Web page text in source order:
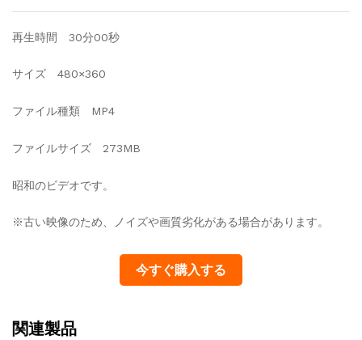
宝
quantity
再生時間 30分00秒
サイズ 480×360
ファイル種類 MP4
ファイルサイズ 273MB
昭和のビデオです。
※古い映像のため、ノイズや画質劣化がある場合があります。
今すぐ購入する
関連製品